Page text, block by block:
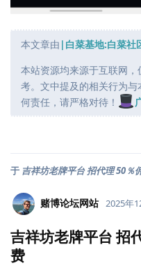
本文章由 |白菜基地:白菜社
本站资源均来源于互联网
考。文中提及的相关行为
何责任，请严格对待！
于 吉祥坊老牌平台 招代理 50％
赌博论坛网站 2025年
吉祥坊老牌平台 招
费